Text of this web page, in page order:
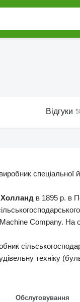
Відгуки
спеціальної й
в 1895 р. в
Machine Company. На
техніку
Обслуговування